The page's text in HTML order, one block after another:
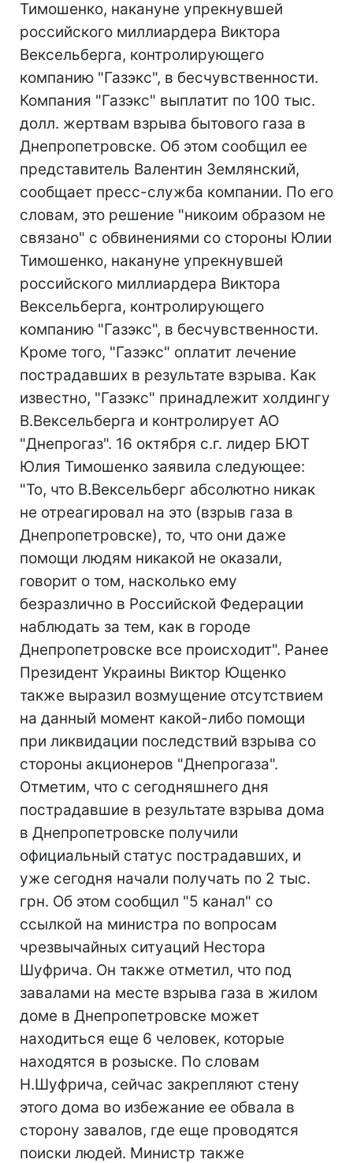
Тимошенко, накануне упрекнувшей
российского миллиардера Виктора
Вексельберга, контролирующего
компанию "Газэкс", в бесчувственности.
Компания "Газэкс" выплатит по 100 тыс.
долл. жертвам взрыва бытового газа в
Днепропетровске. Об этом сообщил ее
представитель Валентин Землянский,
сообщает пресс-служба компании. По его
словам, это решение "никоим образом не
связано" с обвинениями со стороны Юлии
Тимошенко, накануне упрекнувшей
российского миллиардера Виктора
Вексельберга, контролирующего
компанию "Газэкс", в бесчувственности.
Кроме того, "Газэкс" оплатит лечение
пострадавших в результате взрыва. Как
известно, "Газэкс" принадлежит холдингу
В.Вексельберга и контролирует АО
"Днепрогаз". 16 октября с.г. лидер БЮТ
Юлия Тимошенко заявила следующее:
"То, что В.Вексельберг абсолютно никак
не отреагировал на это (взрыв газа в
Днепропетровске), то, что они даже
помощи людям никакой не оказали,
говорит о том, насколько ему
безразлично в Российской Федерации
наблюдать за тем, как в городе
Днепропетровске все происходит". Ранее
Президент Украины Виктор Ющенко
также выразил возмущение отсутствием
на данный момент какой-либо помощи
при ликвидации последствий взрыва со
стороны акционеров "Днепрогаза".
Отметим, что с сегодняшнего дня
пострадавшие в результате взрыва дома
в Днепропетровске получили
официальный статус пострадавших, и
уже сегодня начали получать по 2 тыс.
грн. Об этом сообщил "5 канал" со
ссылкой на министра по вопросам
чрезвычайных ситуаций Нестора
Шуфрича. Он также отметил, что под
завалами на месте взрыва газа в жилом
доме в Днепропетровске может
находиться еще 6 человек, которые
находятся в розыске. По словам
Н.Шуфрича, сейчас закрепляют стену
этого дома во избежание ее обвала в
сторону завалов, где еще проводятся
поиски людей. Министр также